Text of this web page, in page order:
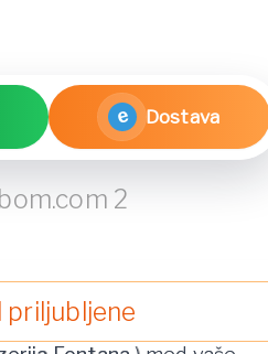
e Dostava
priljubljene